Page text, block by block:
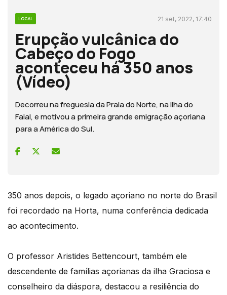
LOCAL 21 set, 2022, 17:40
Erupção vulcânica do
Cabeço do Fogo
aconteceu há 350 anos
(Vídeo)
Decorreu na freguesia da Praia do Norte, na ilha do
Faial, e motivou a primeira grande emigração açoriana
para a América do Sul.
350 anos depois, o legado açoriano no norte do Brasil
foi recordado na Horta, numa conferência dedicada
ao acontecimento.
O professor Aristides Bettencourt, também ele
descendente de famílias açorianas da ilha Graciosa e
conselheiro da diáspora, destacou a resiliência do